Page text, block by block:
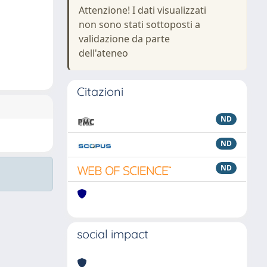
Attenzione! I dati visualizzati
non sono stati sottoposti a
validazione da parte
dell'ateneo
Citazioni
ND
ND
ND
social impact